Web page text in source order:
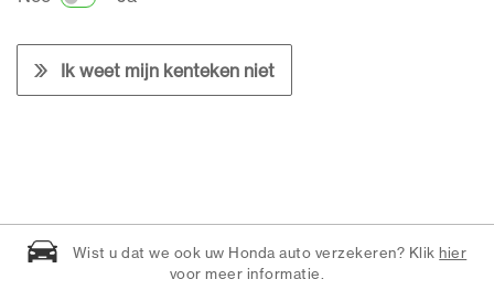
Ik weet mijn kenteken niet
Wist u dat we ook uw Honda auto verzekeren? Klikhier
voor meer informatie.